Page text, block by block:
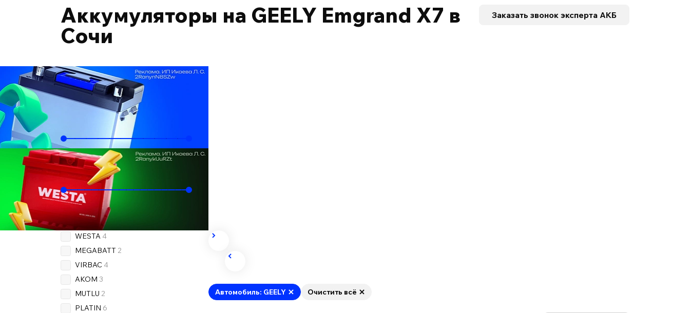
Аккумуляторы на GEELY Emgrand X7 в
Сочи
Заказать звонок эксперта АКБ
Подобрать по автомобилю
Ёмкость, Ач
Пусковой ток, А
480
Бренд
OEM3
WESTA 4
MEGABATT 2
VIRBAC 4
AKOM 3
MUTLU 2
PLATIN 6
Автомобиль: GEELY Очистить всё